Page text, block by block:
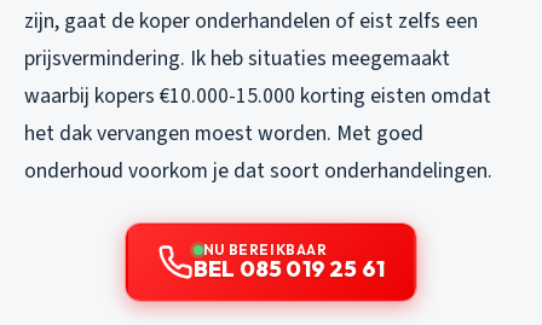
zijn, gaat de koper onderhandelen of eist zelfs een
prijsvermindering. Ik heb situaties meegemaakt
waarbij kopers €10.000-15.000 korting eisten omdat
het dak vervangen moest worden. Met goed
onderhoud voorkom je dat soort onderhandelingen.
NU BEREIKBAAR
BEL 085 019 25 61